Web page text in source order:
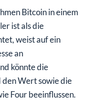
Bitcoin in einem
ist als die
weist auf ein
an
könnte die
Wert sowie die
Four beeinflussen.